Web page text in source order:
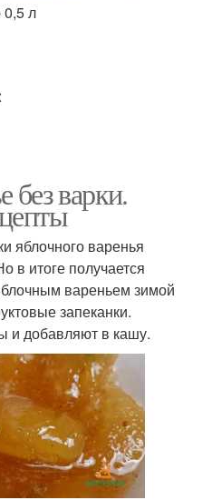
0,5 л
без варки.
яблочного варенья
в итоге получается
вареньем зимой
запеканки.
и добавляют в кашу.